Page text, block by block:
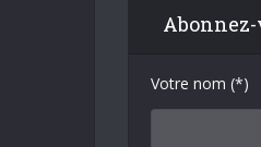
Votre nom (*)